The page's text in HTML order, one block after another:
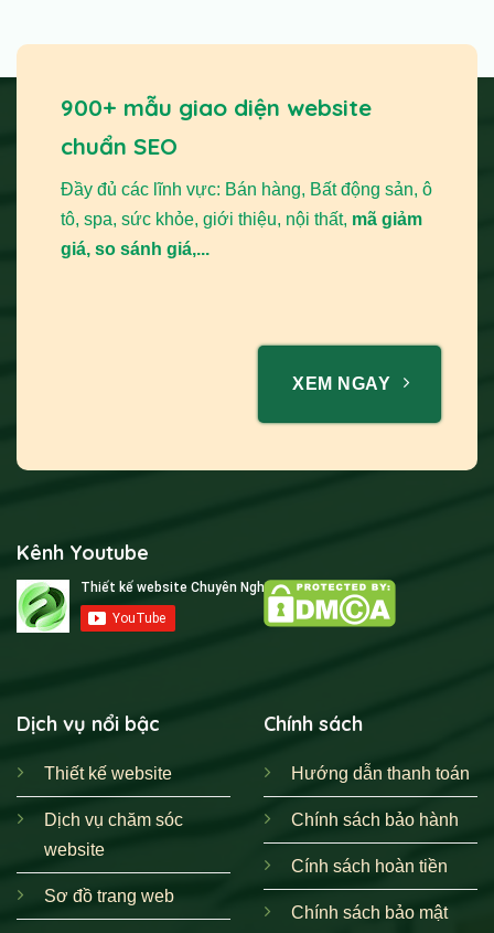
900+ mẫu giao diện website
chuẩn SEO
Đầy đủ các lĩnh vực: Bán hàng, Bất động sản, ô
tô, spa, sức khỏe, giới thiệu, nội thất, mã giảm
giá, so sánh giá,...
XEM NGAY
Kênh Youtube
Dịch vụ nổi bậc
Thiết kế website
Dịch vụ chăm sóc
website
Sơ đồ trang web
Chính sách
Hướng dẫn thanh toán
Chính sách bảo hành
Cính sách hoàn tiền
Chính sách bảo mật